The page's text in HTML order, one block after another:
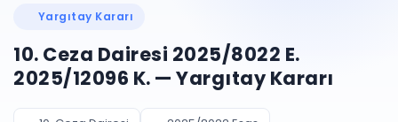
UYAP Evrak
Entegrasyonu
UETS Entegrasyonu
Tebligatları anında
Müvekkil ve taraf
Vekalet
Ücretsiz Başlayın Giriş Yap
Yargıtay Kararı
10. Ceza Dairesi 2025/8022 E.
2025/12096 K. — Yargıtay Kararı